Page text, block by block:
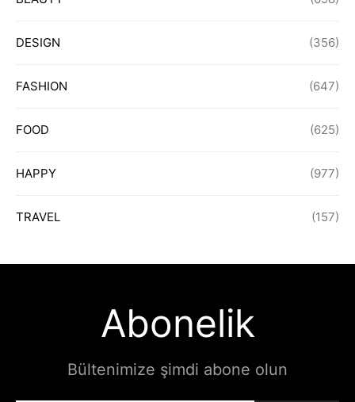
DESIGN (356)
FASHION (647)
FOOD (625)
HAPPY (977)
TRAVEL (157)
Abonelik
Bültenimize şimdi abone olun